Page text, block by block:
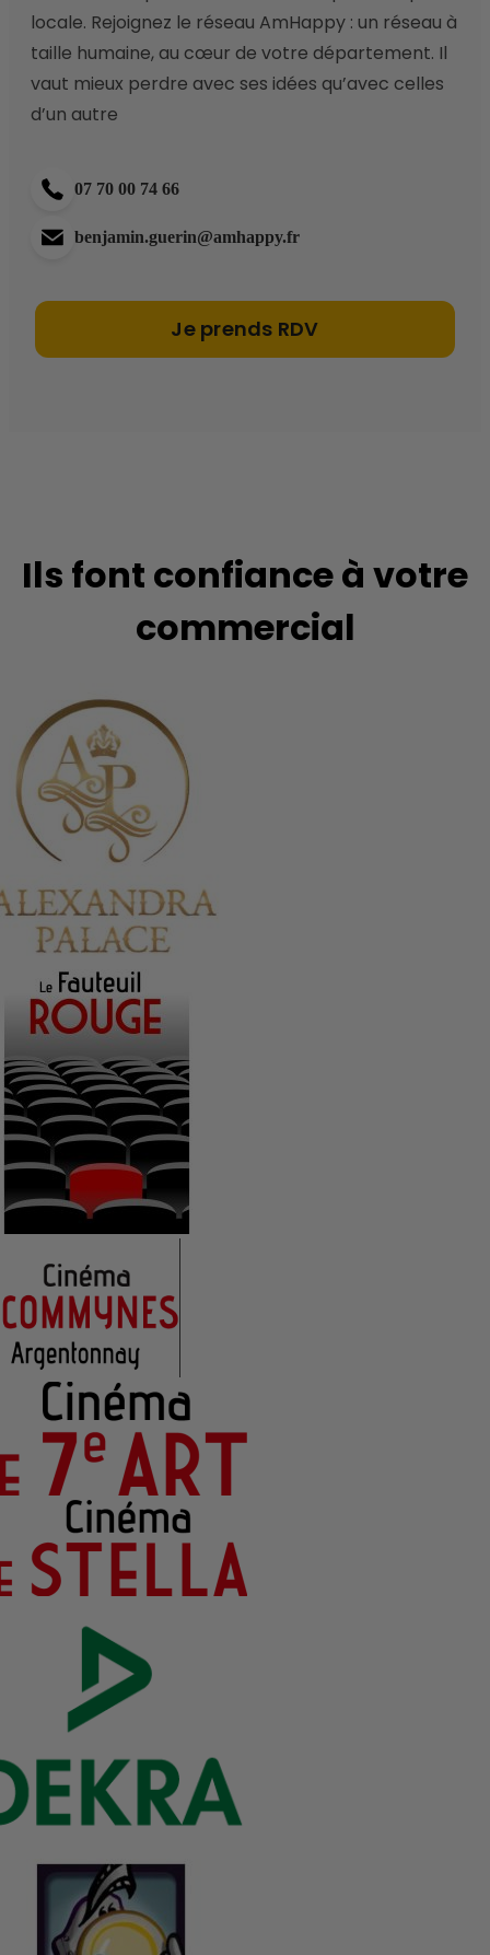
locale. Rejoignez le réseau AmHappy : un réseau à
taille humaine, au cœur de votre département. Il
vaut mieux perdre avec ses idées qu’avec celles
d’un autre
07 70 00 74 66
benjamin.guerin@amhappy.fr
Je prends RDV
Ils font confiance à votre
commercial